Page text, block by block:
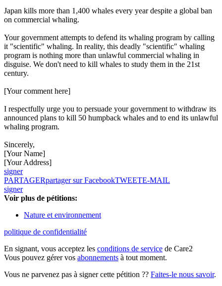
Japan kills more than 1,400 whales every year despite a global ban
on commercial whaling.
Your government attempts to defend its whaling program by calling
it "scientific" whaling. In reality, this deadly "scientific" whaling
program is nothing more than unlawful commercial whaling in
disguise. We don't need to kill whales to study them in the 21st
century.
[Your comment here]
I respectfully urge you to persuade your government to withdraw its
announced plans to kill 50 humpback whales and to end its unlawful
whaling program.
Sincerely,
[Your Name]
[Your Address]
signer
PARTAGERpartager sur FacebookTWEETE-MAIL
signer
Voir plus de pétitions:
Nature et environnement
politique de confidentialité
En signant, vous acceptez les conditions de service de Care2
Vous pouvez gérer vos abonnements à tout moment.
Vous ne parvenez pas à signer cette pétition ?? Faites-le nous savoir.